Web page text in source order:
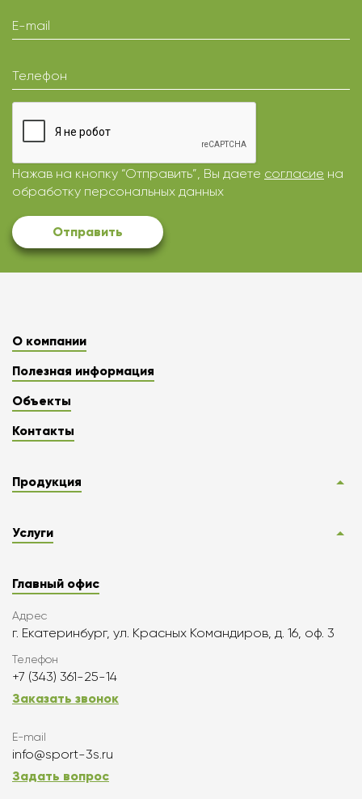
E-mail
Телефон
Нажав на кнопку “Отправить”, Вы даете согласие на
обработку персональных данных
Отправить
О компании
Полезная информация
Объекты
Контакты
Продукция
Услуги
Главный офис
Адрес
г. Екатеринбург, ул. Красных Командиров, д. 16, оф. 3
Телефон
+7 (343) 361-25-14
Заказать звонок
E-mail
info@sport-3s.ru
Задать вопрос